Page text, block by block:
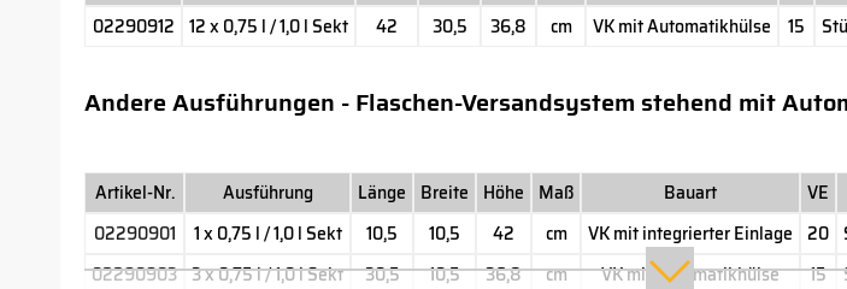
02290912 12 x 0,75 l / 1,0 l Sekt 42 30,5 36,8 cm VK mit Automatikhülse 15
Andere Ausführungen - Flaschen-Versandsystem stehend mit
Artikel-Nr.
Ausführung Länge Breite Höhe Maß Bauart VE
02290901
1 x 0,75 l / 1,0 l Sekt 10,5 10,5 42 cm VK mit integrierter Einlage 20
02290903 3 x 0,75 l / 1,0 l Sekt 30,5 10,5 36,8 cm VK mit Automatikhülse 15